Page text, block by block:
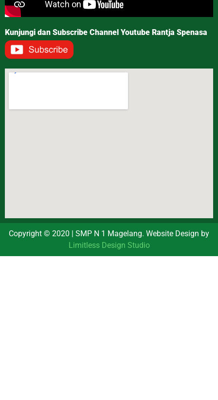
Kunjungi dan Subscribe Channel Youtube Rantja Spenasa
Copyright © 2020 | SMP N 1 Magelang. Website Design by
Limitless Design Studio